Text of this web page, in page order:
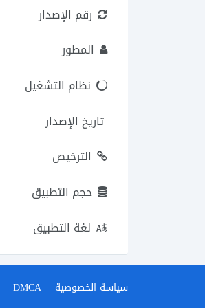
رقم الإصدار
المطور
نظام التشغيل
تاريخ الإصدار
الترخيص
حجم التطبيق
لغة التطبيق
سياسة الخصوصية DMCA